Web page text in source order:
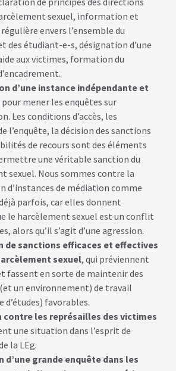
sexuel, information et
envers l’ensemble du
des étudiant-e-s, désignation d’une
aux victimes, formation du
d’une instance indépendante et
pour mener les enquêtes sur
Les conditions d’accès, les
l’enquête, la décision des sanctions
de recours sont des éléments
une véritable sanction du
sexuel. Nous sommes contre la
d’instances de médiation comme
parfois, car elles donnent
le harcèlement sexuel est un conflit
alors qu’il s’agit d’une agression.
de sanctions efficaces et effectives
sexuel, qui préviennent
fassent en sorte de maintenir des
un environnement) de travail
d’études) favorables.
les représailles des victimes
une situation dans l’esprit de
la LEg.
d’une grande enquête dans les